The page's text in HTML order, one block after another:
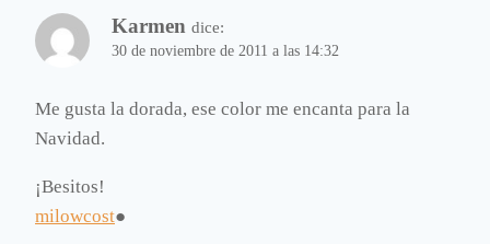
Karmen dice:
30 de noviembre de 2011 a las 14:32
Me gusta la dorada, ese color me encanta para la
Navidad.
¡Besitos!
milowcost●